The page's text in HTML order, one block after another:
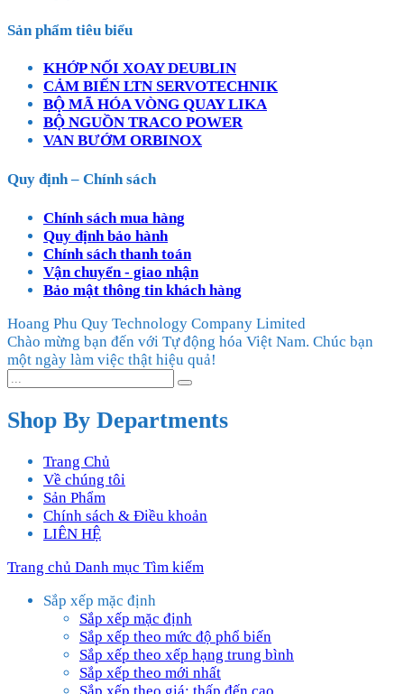
Sản phẩm tiêu biểu
KHỚP NỐI XOAY DEUBLIN
CẢM BIẾN LTN SERVOTECHNIK
BỘ MÃ HÓA VÒNG QUAY LIKA
BỘ NGUỒN TRACO POWER
VAN BƯỚM ORBINOX
Quy định – Chính sách
Chính sách mua hàng
Quy định bảo hành
Chính sách thanh toán
Vận chuyển - giao nhận
Bảo mật thông tin khách hàng
Hoang Phu Quy Technology Company Limited
Chào mừng bạn đến với Tự động hóa Việt Nam. Chúc bạn
một ngày làm việc thật hiệu quả!
Shop By Departments
Trang Chủ
Về chúng tôi
Sản Phẩm
Chính sách & Điều khoản
LIÊN HỆ
Trang chủ Danh mục Tìm kiếm
Sắp xếp mặc định
Sắp xếp mặc định
Sắp xếp theo mức độ phổ biến
Sắp xếp theo xếp hạng trung bình
Sắp xếp theo mới nhất